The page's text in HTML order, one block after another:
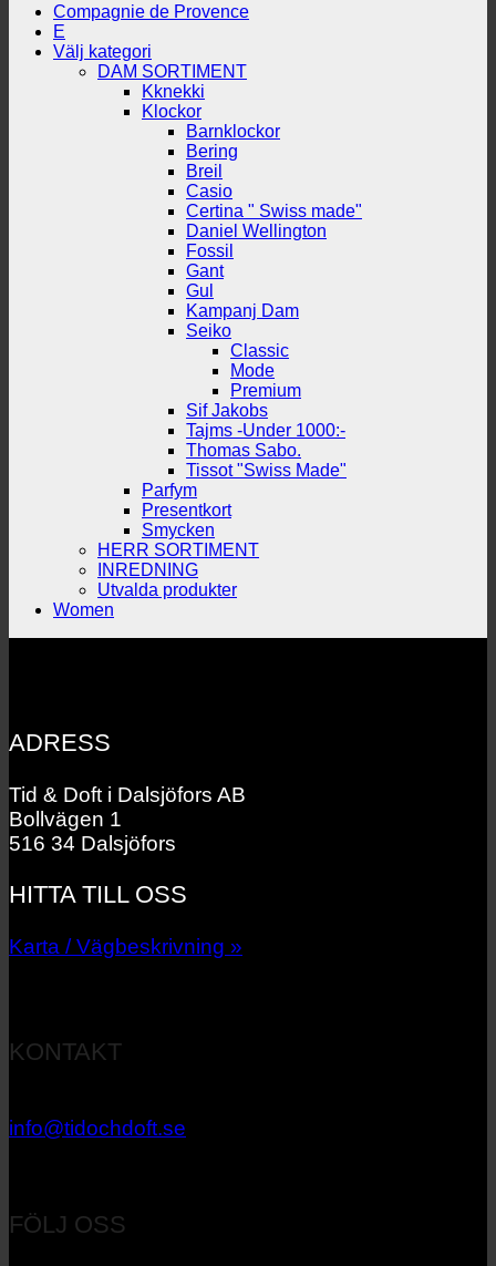
Compagnie de Provence
E
Välj kategori
DAM SORTIMENT
Kknekki
Klockor
Barnklockor
Bering
Breil
Casio
Certina " Swiss made"
Daniel Wellington
Fossil
Gant
Gul
Kampanj Dam
Seiko
Classic
Mode
Premium
Sif Jakobs
Tajms -Under 1000:-
Thomas Sabo.
Tissot "Swiss Made"
Parfym
Presentkort
Smycken
HERR SORTIMENT
INREDNING
Utvalda produkter
Women
ADRESS
Tid & Doft i Dalsjöfors AB
Bollvägen 1
516 34 Dalsjöfors
HITTA TILL OSS
Karta / Vägbeskrivning »
KONTAKT
info@tidochdoft.se
FÖLJ OSS